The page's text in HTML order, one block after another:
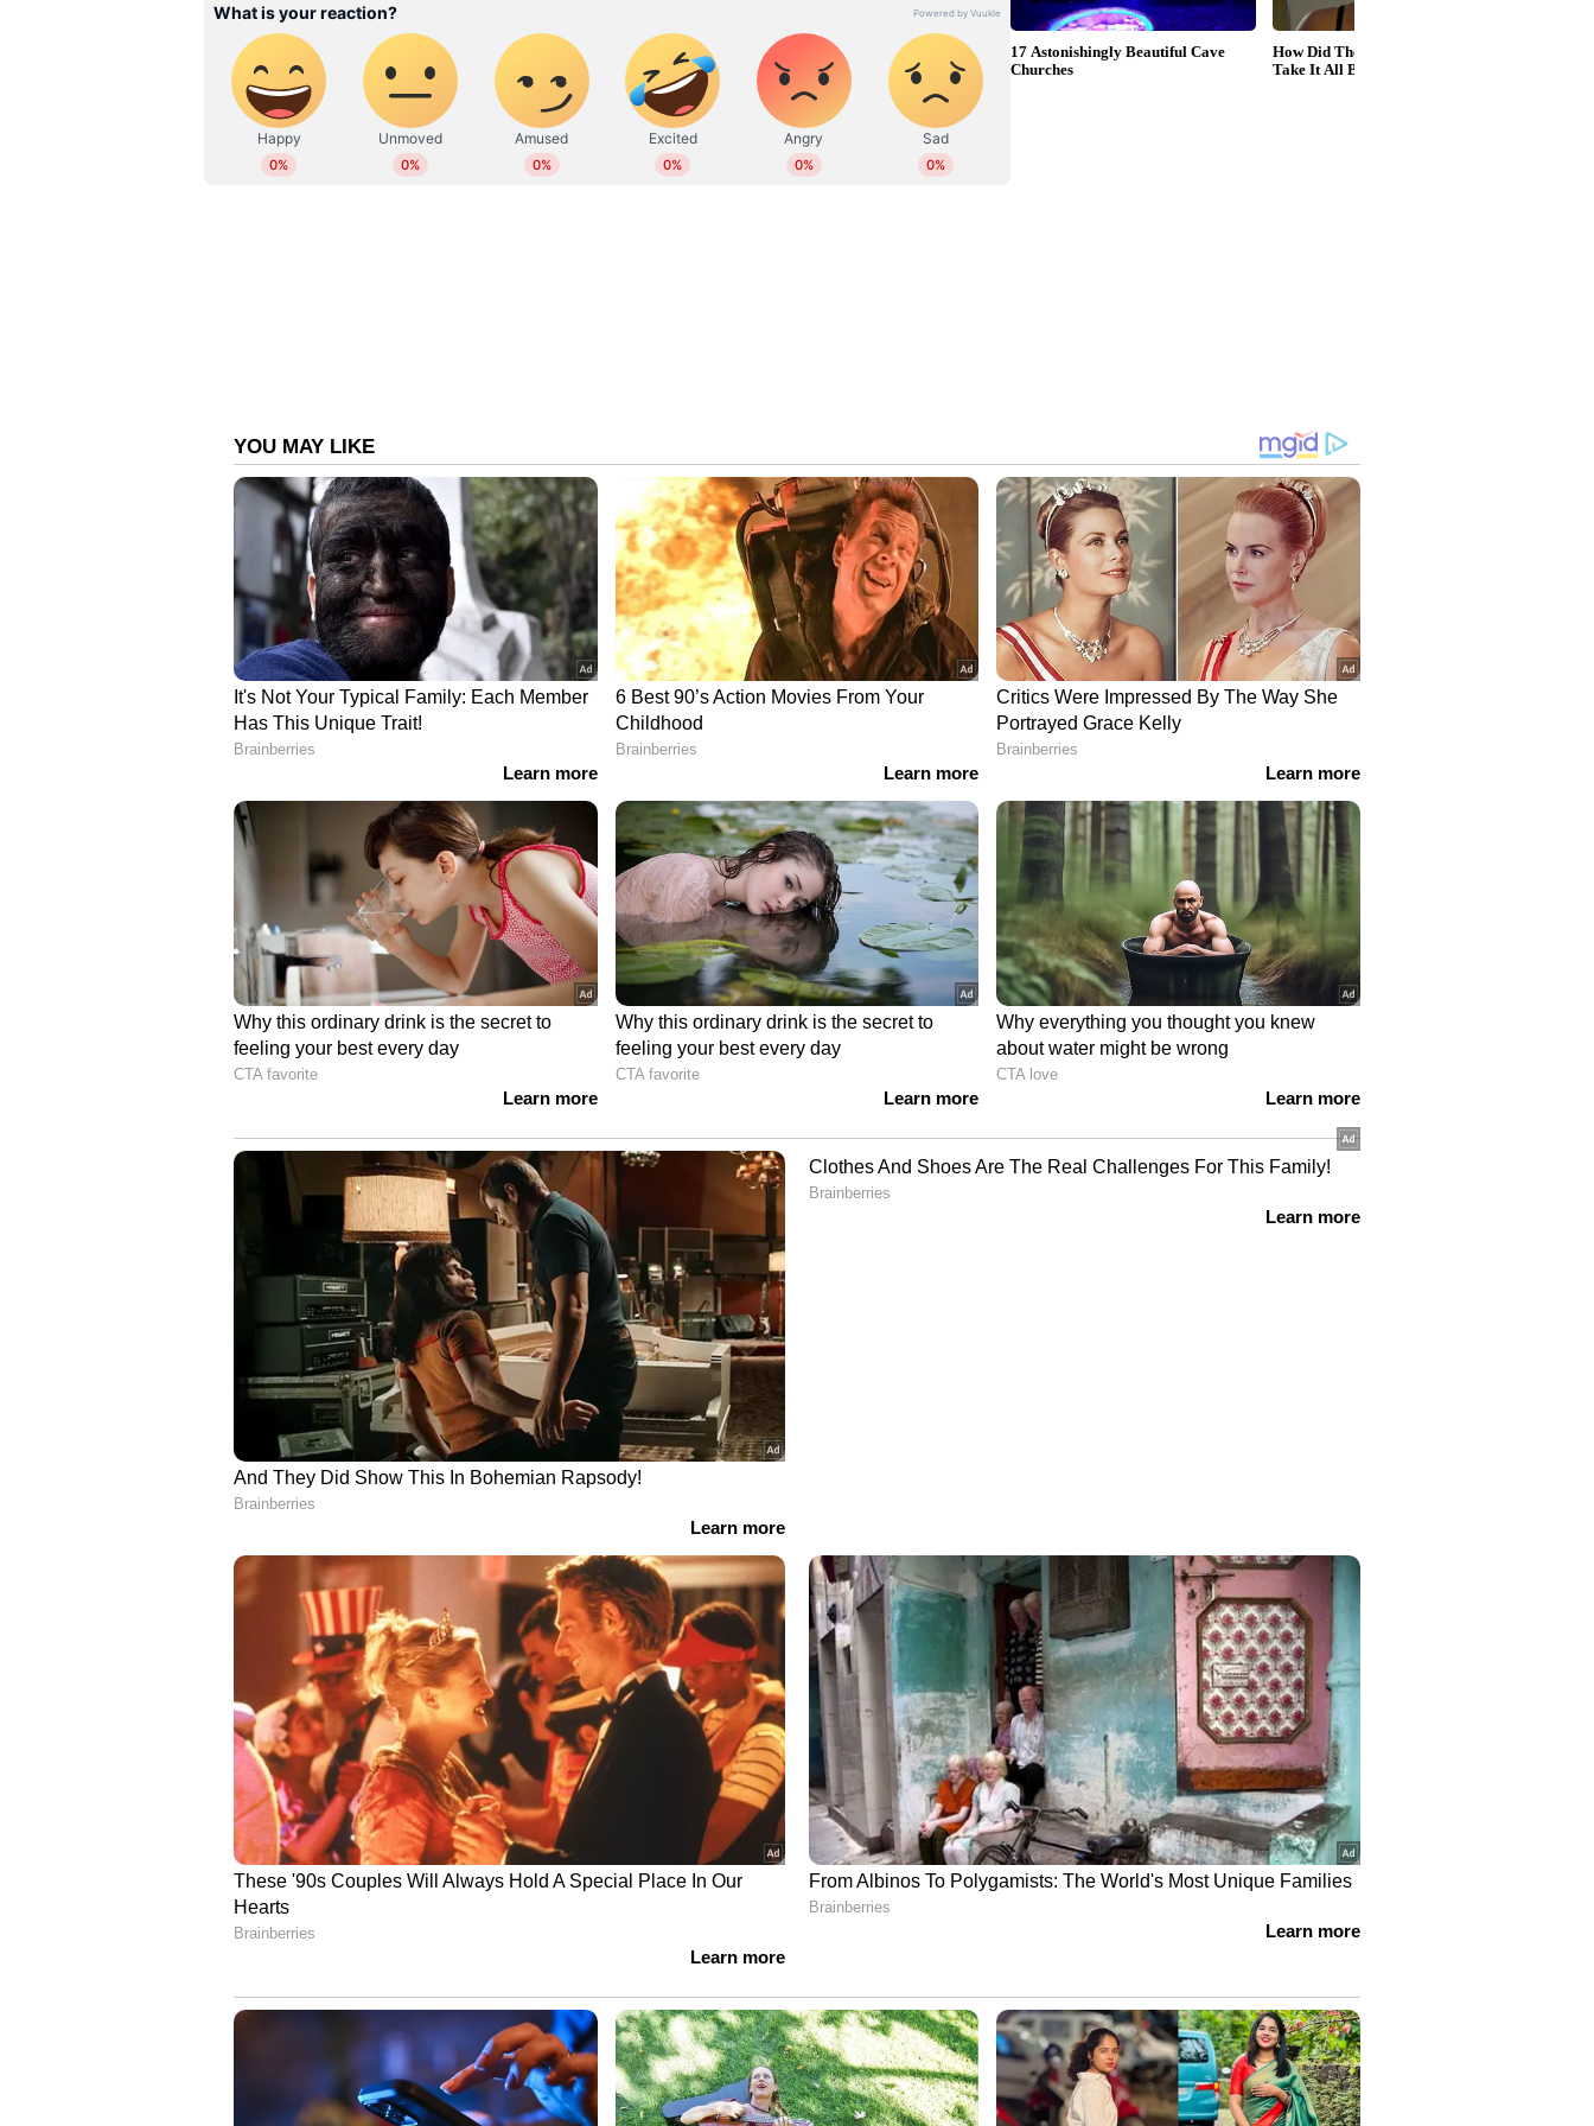
സബ് എഡിറ്റര്‍. ഇംഗ്ലീഷ് സാഹിത്യത്തിൽ ബിരുദവും ജേണലിസത്തില്‍ ബിരുദാനന്തര
ബിരുദവും നേടി. കേരള, ദേശീയ, അന്താരാഷ്ട്ര, ഗൾഫ് വാര്‍ത്തകള്‍,
എന്‍റര്‍ടെയിന്‍മെന്‍റ്, ആരോഗ്യം തുടങ്ങിയ വിഷയങ്ങളില്‍ എഴുതുന്നു. ഏഴ് വര്‍ഷത്തെ
മാധ്യമപ്രവര്‍ത്തന കാലയളവില്‍ നിരവധി ന്യൂസ് സ്‌റ്റോറികള്‍, ഫീച്ചറുകള്‍,
അഭിമുഖങ്ങള്‍, ലേഖനങ്ങള്‍ തുടങ്ങിയവ പ്രസിദ്ധീകരിച്ചു. ഡിജിറ്റല്‍ മീഡിയയിൽ
പ്രവര്‍ത്തനപരിചയം. ഇ മെയില്‍: reshma.vijayan@asianetnews.in